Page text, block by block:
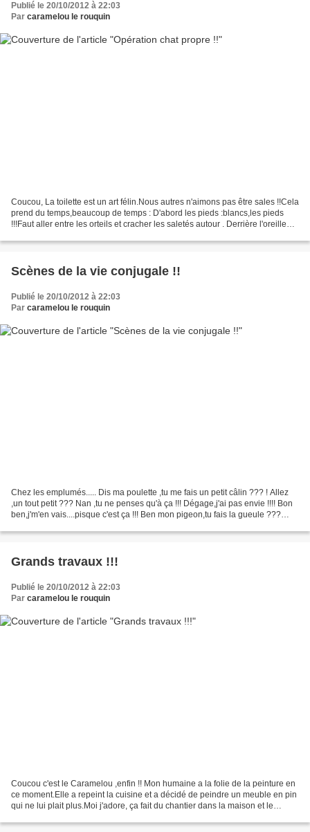
Publié le 20/10/2012 à 22:03
Par caramelou le rouquin
Coucou, La toilette est un art félin.Nous autres n'aimons pas être sales !!Cela
prend du temps,beaucoup de temps : D'abord les pieds :blancs,les pieds
!!!Faut aller entre les orteils et cracher les saletés autour . Derrière l'oreille
Scènes de la vie conjugale !!
Publié le 20/10/2012 à 22:03
Par caramelou le rouquin
Chez les emplumés..... Dis ma poulette ,tu me fais un petit câlin ??? ! Allez
,un tout petit ??? Nan ,tu ne penses qu'à ça !!! Dégage,j'ai pas envie !!!! Bon
ben,j'm'en vais....pisque c'est ça !!! Ben mon pigeon,tu fais la gueule ???
Grands travaux !!!
Publié le 20/10/2012 à 22:03
Par caramelou le rouquin
Coucou c'est le Caramelou ,enfin !! Mon humaine a la folie de la peinture en
ce moment.Elle a repeint la cuisine et a décidé de peindre un meuble en pin
qui ne lui plait plus.Moi j'adore, ça fait du chantier dans la maison et le